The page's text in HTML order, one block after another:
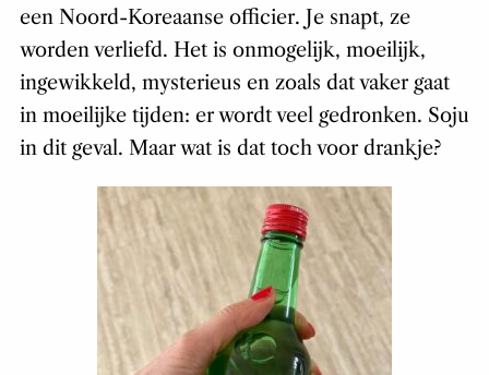
een Noord-Koreaanse officier. Je snapt, ze
worden verliefd. Het is onmogelijk, moeilijk,
ingewikkeld, mysterieus en zoals dat vaker gaat
in moeilijke tijden: er wordt veel gedronken. Soju
in dit geval. Maar wat is dat toch voor drankje?